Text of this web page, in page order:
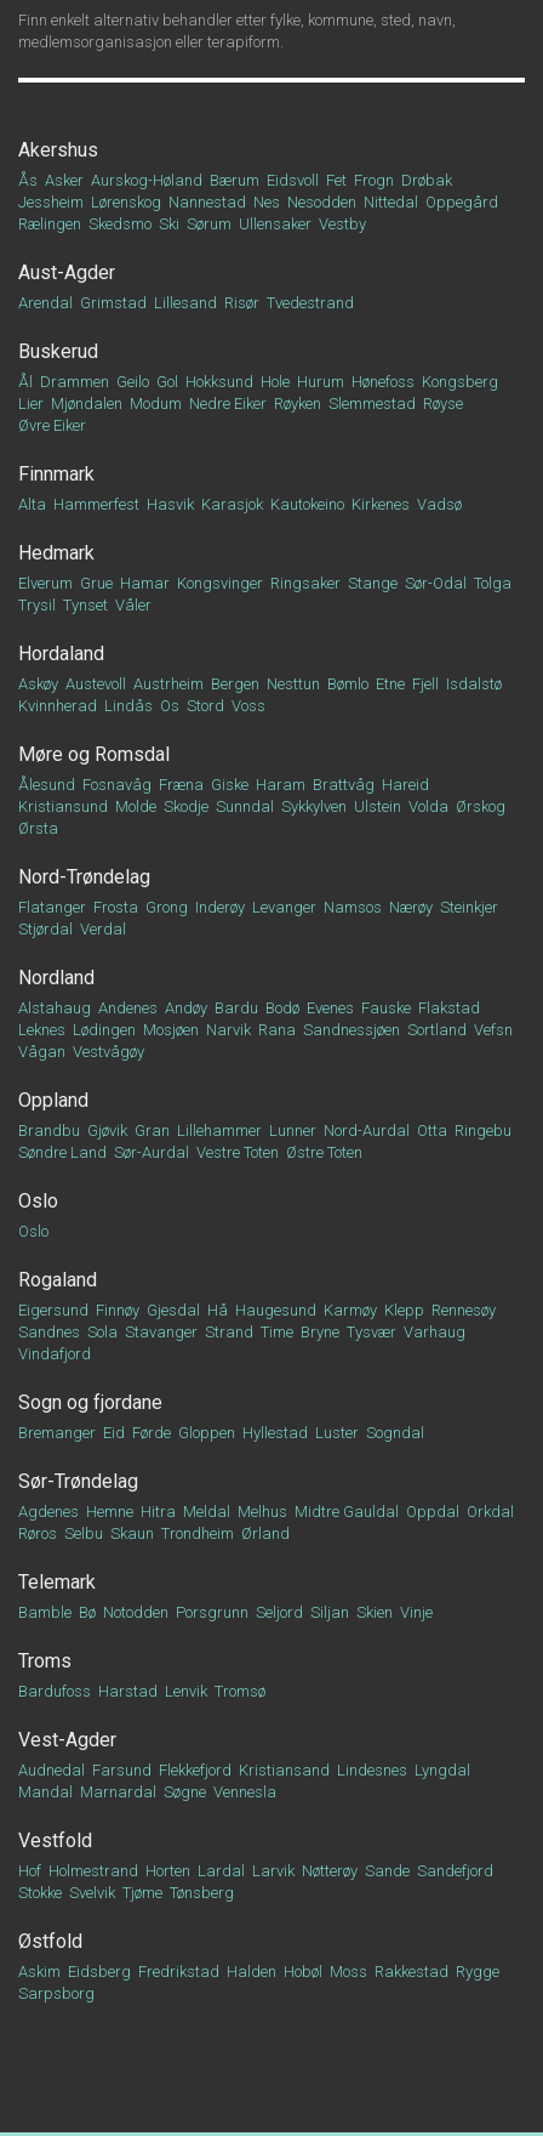
Finn enkelt alternativ behandler etter fylke, kommune, sted, navn,
medlemsorganisasjon eller terapiform.
Akershus
Ås Asker Aurskog-Høland Bærum Eidsvoll Fet Frogn Drøbak
Jessheim Lørenskog Nannestad Nes Nesodden Nittedal
Oppegård
Rælingen Skedsmo Ski Sørum Ullensaker Vestby
Aust-Agder
Arendal Grimstad Lillesand Risør Tvedestrand
Buskerud
Ål Drammen Geilo Gol Hokksund Hole Hurum Hønefoss Kongsberg
Lier Mjøndalen Modum Nedre Eiker Røyken Slemmestad Røyse
Øvre Eiker
Finnmark
Alta Hammerfest Hasvik Karasjok Kautokeino Kirkenes Vadsø
Hedmark
Elverum Grue Hamar Kongsvinger Ringsaker Stange Sør-Odal
Tolga
Trysil
Tynset Våler
Hordaland
Askøy Austevoll Austrheim Bergen Nesttun Bømlo Etne Fjell
Isdalstø
Kvinnherad Lindås Os Stord Voss
Møre og Romsdal
Ålesund Fosnavåg Fræna Giske Haram Brattvåg Hareid
Kristiansund Molde Skodje Sunndal Sykkylven Ulstein Volda Ørskog
Ørsta
Nord-Trøndelag
Flatanger Frosta Grong Inderøy Levanger Namsos Nærøy Steinkjer
Stjørdal
Verdal
Nordland
Alstahaug Andenes Andøy Bardu Bodø Evenes Fauske Flakstad
Leknes Lødingen Mosjøen Narvik Rana Sandnessjøen Sortland Vefsn
Vågan Vestvågøy
Oppland
Brandbu Gjøvik Gran Lillehammer Lunner Nord-Aurdal Otta Ringebu
Søndre Land Sør-Aurdal Vestre Toten Østre Toten
Oslo
Oslo
Rogaland
Eigersund Finnøy Gjesdal Hå Haugesund Karmøy Klepp Rennesøy
Sandnes Sola Stavanger Strand Time Bryne Tysvær Varhaug
Vindafjord
Sogn og fjordane
Bremanger Eid Førde Gloppen Hyllestad Luster Sogndal
Sør-Trøndelag
Agdenes Hemne Hitra Meldal Melhus Midtre Gauldal Oppdal
Orkdal
Røros Selbu Skaun Trondheim Ørland
Telemark
Bamble Bø Notodden Porsgrunn Seljord Siljan Skien Vinje
Troms
Bardufoss Harstad Lenvik Tromsø
Vest-Agder
Audnedal Farsund Flekkefjord Kristiansand Lindesnes Lyngdal
Mandal
Marnardal Søgne Vennesla
Vestfold
Hof Holmestrand Horten Lardal Larvik Nøtterøy Sande Sandefjord
Stokke Svelvik Tjøme Tønsberg
Østfold
Askim Eidsberg Fredrikstad Halden Hobøl Moss Rakkestad Rygge
Sarpsborg